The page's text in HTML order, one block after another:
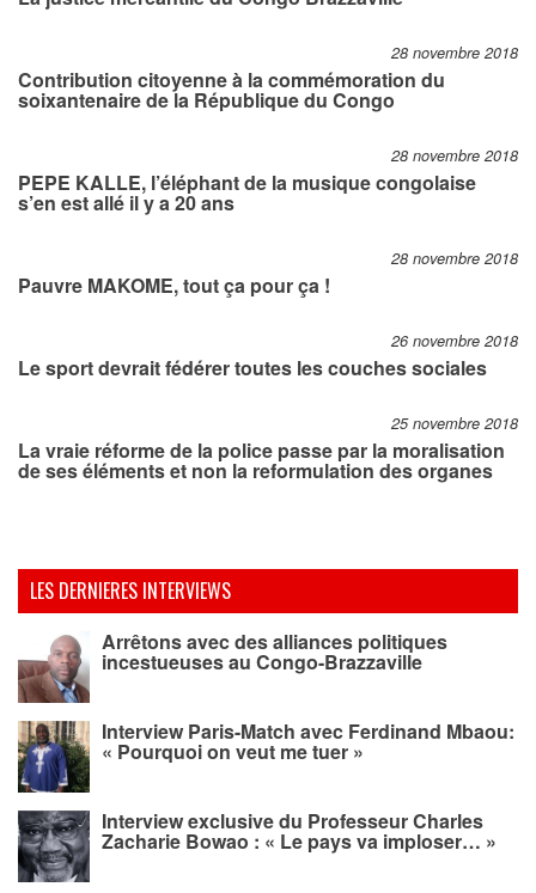
28 novembre 2018
Contribution citoyenne à la commémoration du
soixantenaire de la République du Congo
28 novembre 2018
PEPE KALLE, l’éléphant de la musique congolaise
s’en est allé il y a 20 ans
28 novembre 2018
Pauvre MAKOME, tout ça pour ça !
26 novembre 2018
Le sport devrait fédérer toutes les couches sociales
25 novembre 2018
La vraie réforme de la police passe par la moralisation
de ses éléments et non la reformulation des organes
LES DERNIERES INTERVIEWS
Arrêtons avec des alliances politiques
incestueuses au Congo-Brazzaville
Interview Paris-Match avec Ferdinand Mbaou:
« Pourquoi on veut me tuer »
Interview exclusive du Professeur Charles
Zacharie Bowao : « Le pays va imploser… »